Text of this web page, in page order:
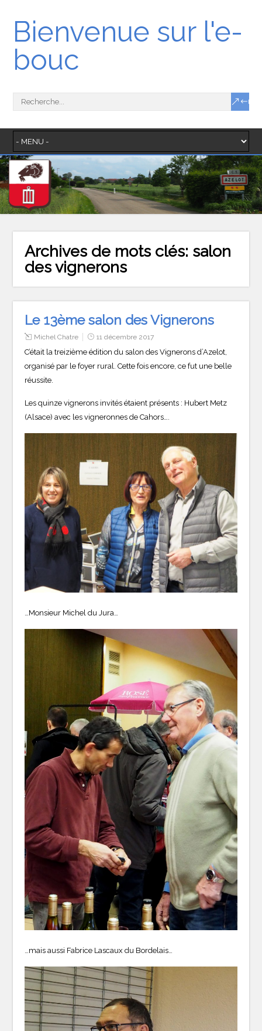
Bienvenue sur l'e-
bouc
Archives de mots clés: salon
des vignerons
Le 13ème salon des Vignerons
Michel Chatre 11 décembre 2017
C’était la treizième édition du salon des Vignerons d’Azelot,
organisé par le foyer rural. Cette fois encore, ce fut une belle
réussite.
Les quinze vignerons invités étaient présents : Hubert Metz
(Alsace) avec les vigneronnes de Cahors….
…Monsieur Michel du Jura…
…mais aussi Fabrice Lascaux du Bordelais…